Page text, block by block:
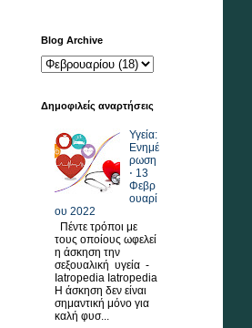
Blog Archive
Δημοφιλείς αναρτήσεις
Υγεία:
Ενημέ
ρωση
⋅ 13
Φεβρ
ουαρί
ου 2022
Πέντε τρόποι με
τους οποίους ωφελεί
η άσκηση την
σεξουαλική υγεία -
Iatropedia Iatropedia
Η άσκηση δεν είναι
σημαντική μόνο για
καλή φυσ...